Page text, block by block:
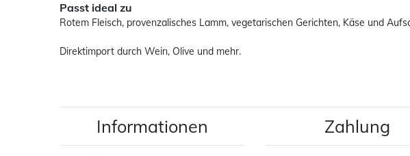
Passt ideal zu
Rotem Fleisch, provenzalisches Lamm, vegetarischen Gerichten, Käse und
Direktimport durch Wein, Olive und mehr.
Informationen Zahlung